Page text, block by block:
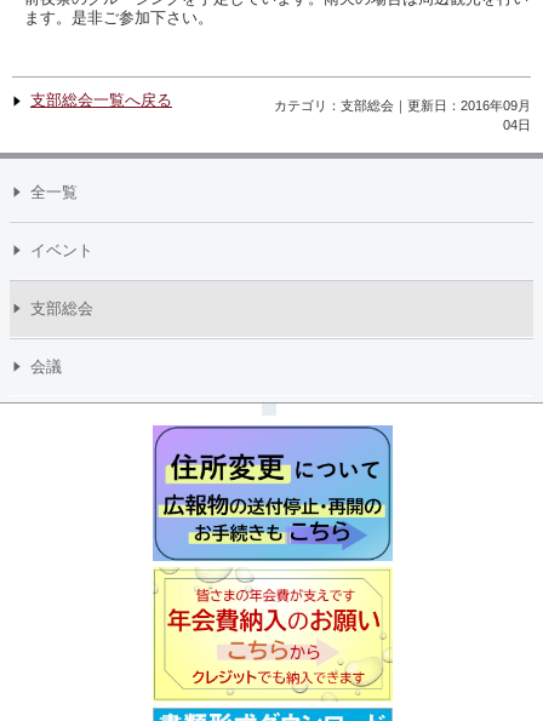
ます。是非ご参加下さい。
支部総会一覧へ戻る
カテゴリ：支部総会｜更新日：2016年09月
04日
全一覧
イベント
支部総会
会議